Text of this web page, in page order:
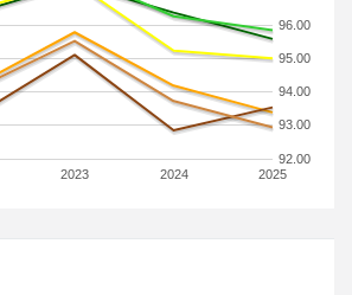
2023 2024 2025
92.00
93.00
94.00
95.00
96.00